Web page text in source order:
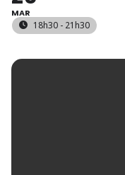
MAR
18h30 - 21h30